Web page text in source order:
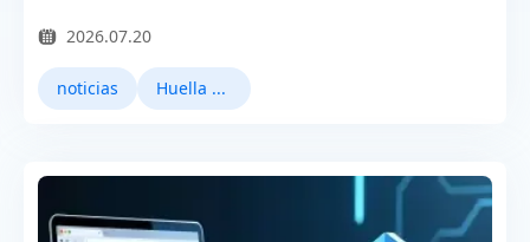
2026.07.20
noticias Huella digital del navegador